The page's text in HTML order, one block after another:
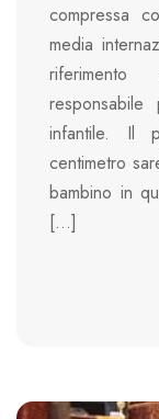
compressa
media
infantile. Il
centimetro
bambino in
[…]